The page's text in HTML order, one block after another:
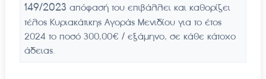
149/2023 απόφασή του επιβάλλει και καθορίζει
τέλος Κυριακάτικης Αγοράς Μενιδίου για το έτος
2024 το ποσό 300,00€ / εξάμηνο, σε κάθε κάτοχο
άδειας.